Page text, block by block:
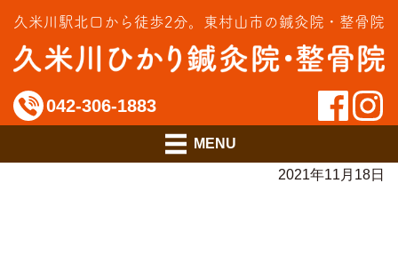
久米川駅北口から徒歩2分。 東村山市の鍼灸院・整骨院
042-306-1883
料金のご案内
アクセス
2021年11月18日